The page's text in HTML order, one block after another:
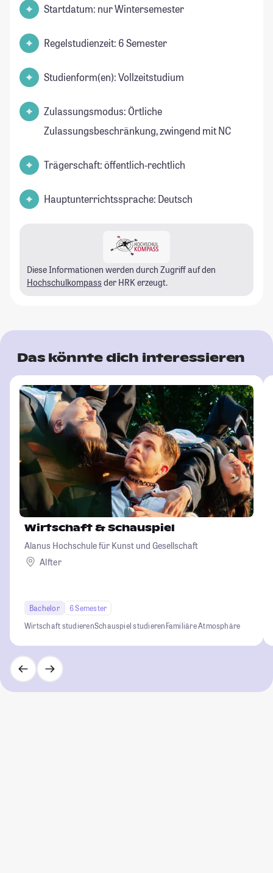
Startdatum: nur Wintersemester
Regelstudienzeit: 6 Semester
Studienform(en): Vollzeitstudium
Zulassungsmodus: Örtliche
Zulassungsbeschränkung, zwingend mit NC
Trägerschaft: öffentlich-rechtlich
Hauptunterrichtssprache: Deutsch
Diese Informationen werden durch Zugriff auf den
Hochschulkompass der HRK erzeugt.
Das könnte dich interessieren
Wirtschaft & Schauspiel
Alanus Hochschule für Kunst und Gesellschaft
Alfter
Bachelor
6 Semester
Wirtschaft studierenSchauspiel studierenFamiliäre Atmosphäre